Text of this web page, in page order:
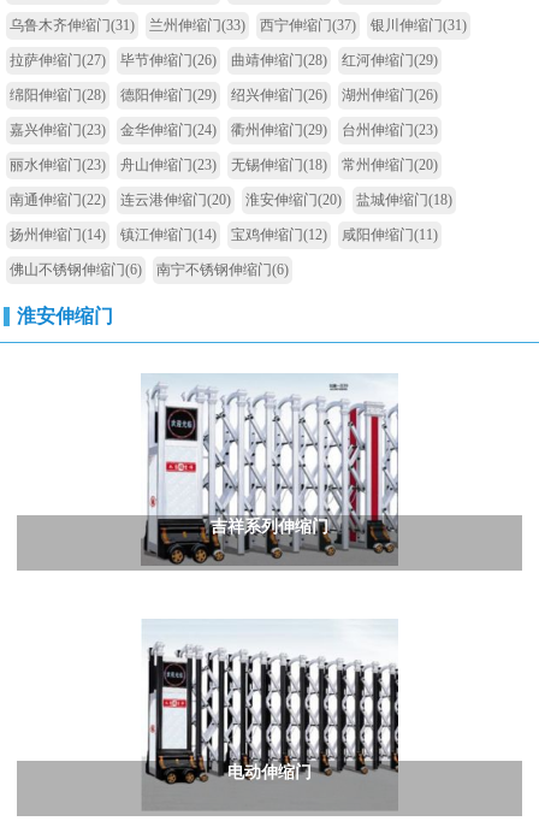
乌鲁木齐伸缩门(31) 兰州伸缩门(33) 西宁伸缩门(37) 银川伸缩门(31)
拉萨伸缩门(27) 毕节伸缩门(26) 曲靖伸缩门(28) 红河伸缩门(29)
绵阳伸缩门(28) 德阳伸缩门(29) 绍兴伸缩门(26) 湖州伸缩门(26)
嘉兴伸缩门(23) 金华伸缩门(24) 衢州伸缩门(29) 台州伸缩门(23)
丽水伸缩门(23) 舟山伸缩门(23) 无锡伸缩门(18) 常州伸缩门(20)
南通伸缩门(22) 连云港伸缩门(20) 淮安伸缩门(20) 盐城伸缩门(18)
扬州伸缩门(14) 镇江伸缩门(14) 宝鸡伸缩门(12) 咸阳伸缩门(11)
佛山不锈钢伸缩门(6) 南宁不锈钢伸缩门(6)
淮安伸缩门
吉祥系列伸缩门
电动伸缩门